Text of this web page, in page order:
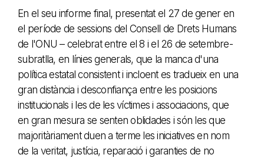
En el seu informe final, presentat el 27 de gener en
el període de sessions del Consell de Drets Humans
de l'ONU – celebrat entre el 8 i el 26 de setembre-
subratlla, en línies generals, que la manca d'una
política estatal consistent i incloent es tradueix en una
gran distància i desconfiança entre les posicions
institucionals i les de les víctimes i associacions, que
en gran mesura se senten oblidades i són les que
majoritàriament duen a terme les iniciatives en nom
de la veritat, justícia, reparació i garanties de no